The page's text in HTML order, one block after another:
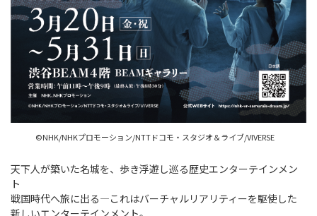
©NHK/NHKプロモーション/NTTドコモ・スタジオ＆ライブ/VIVERSE
天下人が築いた名城を、歩き浮遊し巡る歴史エンターテインメン
ト
戦国時代へ旅に出る—これはバーチャルリアリティーを駆使した